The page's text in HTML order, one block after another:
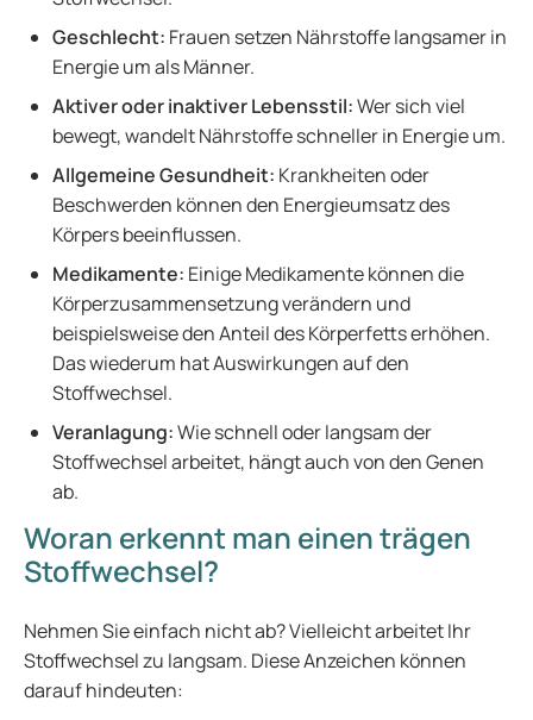
Geschlecht: Frauen setzen Nährstoffe langsamer in
Energie um als Männer.
Aktiver oder inaktiver Lebensstil:Wer sich viel
bewegt, wandelt Nährstoffe schneller in Energie um.
Allgemeine Gesundheit: Krankheiten oder
Beschwerden können den Energieumsatz des
Körpers beeinflussen.
Medikamente: Einige Medikamente können die
Körperzusammensetzung verändern und
beispielsweise den Anteil des Körperfetts erhöhen.
Das wiederum hat Auswirkungen auf den
Stoffwechsel.
Veranlagung:Wie schnell oder langsam der
Stoffwechsel arbeitet, hängt auch von den Genen
ab.
Woran erkennt man einen trägen
Stoffwechsel?
Nehmen Sie einfach nicht ab? Vielleicht arbeitet Ihr
Stoffwechsel zu langsam. Diese Anzeichen können
darauf hindeuten: